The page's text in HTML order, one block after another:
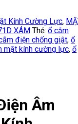
Kính Cường Lực,
XÁM Thẻ: ổ cắm
điện chống giật, ổ
mặt kính cường lực, ổ
Âm